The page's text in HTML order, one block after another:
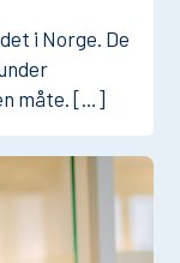
i Norge. De
måte. […]